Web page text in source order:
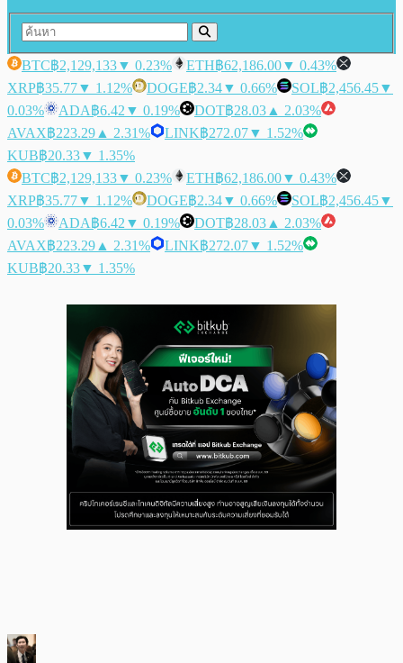
BTC฿2,129,133▼ 0.23% ETH฿62,186.00▼ 0.43%
XRP฿35.77▼ 1.12% DOGE฿2.34▼ 0.66% SOL฿2,456.45▼
0.03%
ADA฿6.42 ▼ 0.19% DOT฿28.03 ▲ 2.03%
AVAX฿223.29 ▲ 2.31% LINK฿272.07▼ 1.52%
KUB฿20.33▼ 1.35%
BTC฿2,129,133▼ 0.23% ETH฿62,186.00▼ 0.43%
XRP฿35.77▼ 1.12% DOGE฿2.34▼ 0.66% SOL฿2,456.45▼
0.03%
ADA฿6.42 ▼ 0.19% DOT฿28.03 ▲ 2.03%
AVAX฿223.29 ▲ 2.31% LINK฿272.07▼ 1.52%
KUB฿20.33▼ 1.35%